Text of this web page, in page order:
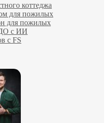
коттеджа
для пожилых
для пожилых
с ИИ
с FS